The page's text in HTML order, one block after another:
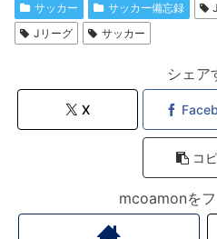
サッカー サッカー備忘録
Jリーグ
サッカー
シェア
X
コ
mcoamonを